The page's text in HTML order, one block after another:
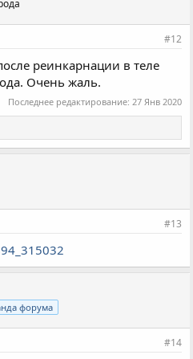
#12
реинкарнации в теле
Очень жаль.
Последнее редактирование: 27 Янв 2020
#13
форума
#14